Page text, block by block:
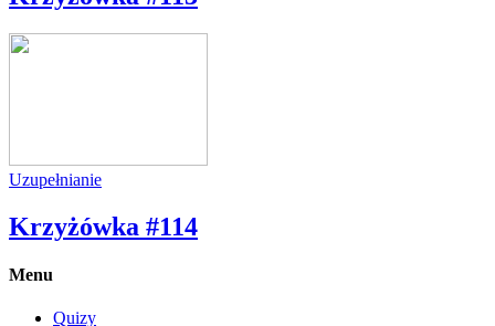
Uzupełnianie
Krzyżówka #114
Menu
Quizy